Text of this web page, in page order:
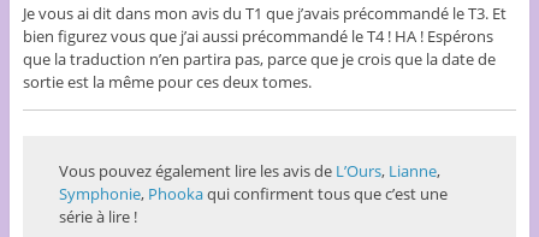
Je vous ai dit dans mon avis du T1 que j’avais précommandé le T3. Et
bien figurez vous que j’ai aussi précommandé le T4 ! HA ! Espérons
que la traduction n’en partira pas, parce que je crois que la date de
sortie est la même pour ces deux tomes.
Vous pouvez également lire les avis de L’Ours, Lianne,
Symphonie, Phookaqui confirment tous que c’est une
série à lire !